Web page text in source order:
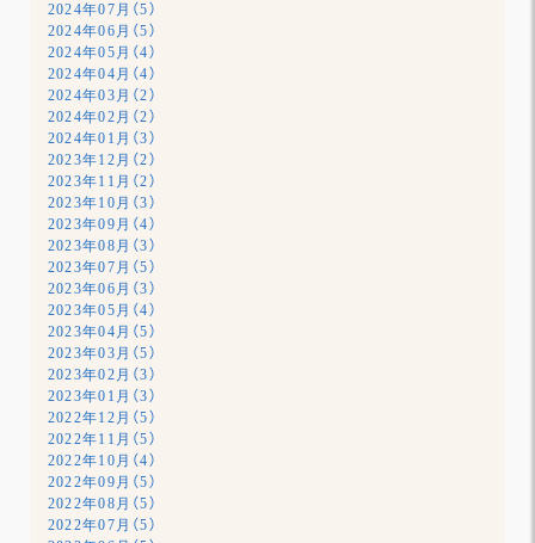
2024年07月（5）
2024年06月（5）
2024年05月（4）
2024年04月（4）
2024年03月（2）
2024年02月（2）
2024年01月（3）
2023年12月（2）
2023年11月（2）
2023年10月（3）
2023年09月（4）
2023年08月（3）
2023年07月（5）
2023年06月（3）
2023年05月（4）
2023年04月（5）
2023年03月（5）
2023年02月（3）
2023年01月（3）
2022年12月（5）
2022年11月（5）
2022年10月（4）
2022年09月（5）
2022年08月（5）
2022年07月（5）